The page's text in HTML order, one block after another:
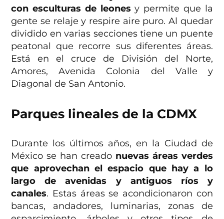
con esculturas de leones y permite que la
gente se relaje y respire aire puro. Al quedar
dividido en varias secciones tiene un puente
peatonal que recorre sus diferentes áreas.
Está en el cruce de División del Norte,
Amores, Avenida Colonia del Valle y
Diagonal de San Antonio.
Parques lineales de la CDMX
Durante los últimos años, en la Ciudad de
México se han creado nuevas áreas verdes
que aprovechan el espacio que hay a lo
largo de avenidas y antiguos ríos y
canales. Estas áreas se acondicionaron con
bancas, andadores, luminarias, zonas de